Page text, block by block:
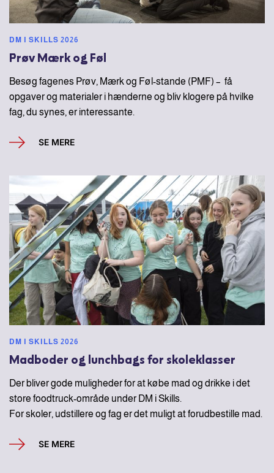
DM I SKILLS 2026
Prøv Mærk og Føl
Besøg fagenes Prøv, Mærk og Føl-stande (PMF) – få
opgaver og materialer i hænderne og bliv klogere på hvilke
fag, du synes, er interessante.
SE MERE
DM I SKILLS 2026
Madboder og lunchbags for skoleklasser
Der bliver gode muligheder for at købe mad og drikke i det
store foodtruck-område under DM i Skills.
For skoler, udstillere og fag er det muligt at forudbestille mad.
SE MERE